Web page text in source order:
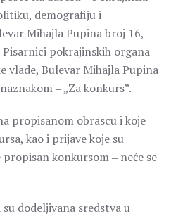
demografiju i
Mihajla Pupina broj 16,
pokrajinskih organa
vlade, Bulevar Mihajla Pupina
‒ „Za konkurs”.
propisanom obrascu i koje
kao i prijave koje su
konkursom ‒ neće se
dodeljivana sredstva u